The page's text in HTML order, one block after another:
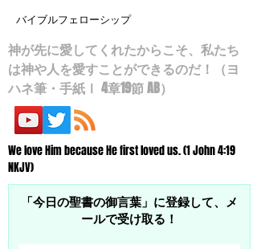
バイブルフェローシップ
神が先に愛してくれたからこそ、私たち
は神や人を愛すことができるのだ！（ヨ
ハネ筆・手紙Ⅰ 4章19節 AB）
We love Him because He first loved us. (1 John 4:19
NKJV)
「今日の聖書の御言葉」に登録して、メ
ールで受け取る！